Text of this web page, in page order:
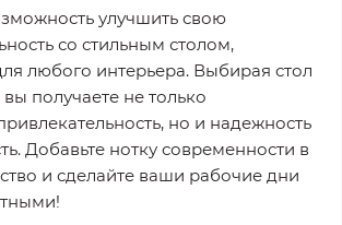
улучшить свою
со стильным столом,
любого интерьера. Выбирая стол
получаете не только
но и надежность
Добавьте нотку современности в
и сделайте ваши рабочие дни